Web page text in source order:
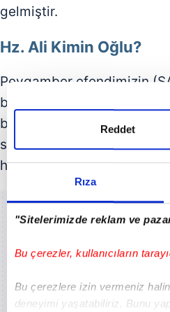
Rıza
"Sitelerimizde reklam ve
Bu çerezler, kullanıcıların
Bu çerezlere izin vermeniz
deneyimi yaşatabiliriz. Bunu
Reddet
gelmiştir.
Hz. Ali Kimin Oğlu?
Peygamber efendimizin
bilinmektedir. Hz.
başlamıştır. Bu dönemde
sağlamıştır. Halifeliği
halifeliğini kabul etmediği